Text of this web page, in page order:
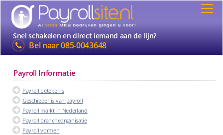
Snel schakelen en direct iemand aan de lijn?
Bel naar085-0043648
Payroll Informatie
Payroll betekenis
Geschiedenis van payroll
Payroll markt in Nederland
Payroll brancheorganisatie
Payroll vormen